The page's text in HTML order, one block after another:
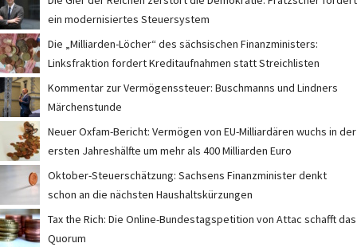
ein modernisiertes Steuersystem
Die „Milliarden-Löcher“ des sächsischen Finanzministers:
Linksfraktion fordert Kreditaufnahmen statt Streichlisten
Kommentar zur Vermögenssteuer: Buschmanns und Lindners
Märchenstunde
Neuer Oxfam-Bericht: Vermögen von EU-Milliardären wuchs in der
ersten Jahreshälfte um mehr als 400 Milliarden Euro
Oktober-Steuerschätzung: Sachsens Finanzminister denkt
schon an die nächsten Haushaltskürzungen
Tax the Rich: Die Online-Bundestagspetition von Attac schafft das
Quorum